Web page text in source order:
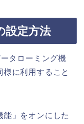
設定方法
タローミング機
に利用すること
能」をオンにした